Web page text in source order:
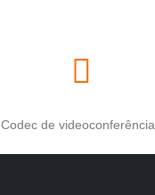
Codec de videoconferência